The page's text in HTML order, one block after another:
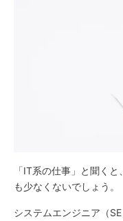
「IT系の仕事」と聞く
も少なくないでしょう。
システムエンジニア（